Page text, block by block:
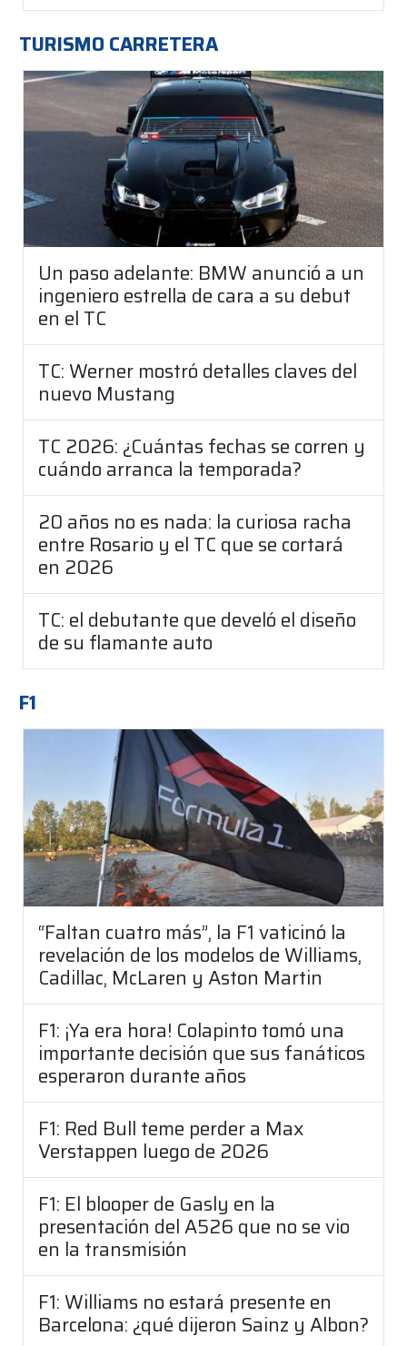
TURISMO CARRETERA
Un paso adelante: BMW anunció a un
ingeniero estrella de cara a su debut
en el TC
TC: Werner mostró detalles claves del
nuevo Mustang
TC 2026: ¿Cuántas fechas se corren y
cuándo arranca la temporada?
20 años no es nada: la curiosa racha
entre Rosario y el TC que se cortará
en 2026
TC: el debutante que develó el diseño
de su flamante auto
F1
“Faltan cuatro más”, la F1 vaticinó la
revelación de los modelos de Williams,
Cadillac, McLaren y Aston Martin
F1: ¡Ya era hora! Colapinto tomó una
importante decisión que sus fanáticos
esperaron durante años
F1: Red Bull teme perder a Max
Verstappen luego de 2026
F1: El blooper de Gasly en la
presentación del A526 que no se vio
en la transmisión
F1: Williams no estará presente en
Barcelona: ¿qué dijeron Sainz y Albon?